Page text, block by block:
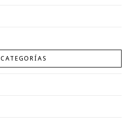
CATEGORÍAS